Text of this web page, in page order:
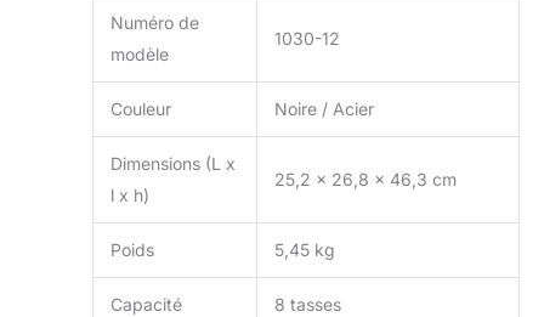
Numéro de
modèle
1030-12
Couleur Noire / Acier
Dimensions (L x
l x h)
25,2 x 26,8 x 46,3 cm
Poids 5,45 kg
Capacité 8 tasses